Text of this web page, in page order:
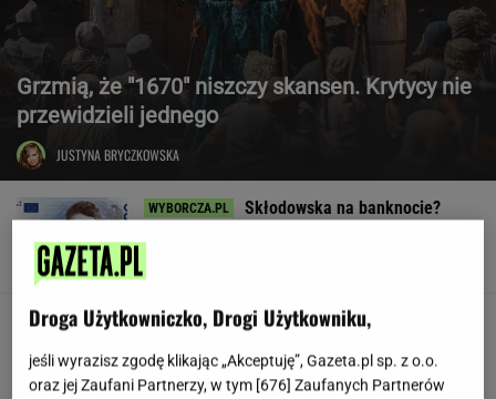
Grzmią, że "1670" niszczy skansen. Krytycy nie
przewidzieli jednego
JUSTYNA BRYCZKOWSKA
Skłodowska na banknocie?
W USA szykują przepis, który może zmienić
Droga Użytkowniczko, Drogi Użytkowniku,
jeśli wyrazisz zgodę klikając „Akceptuję”, Gazeta.pl sp. z o.o.
oraz jej Zaufani Partnerzy, w tym [676] Zaufanych Partnerów